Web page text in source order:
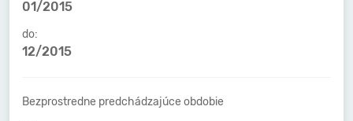
01/2015
do:
12/2015
Bezprostredne predchádzajúce obdobie